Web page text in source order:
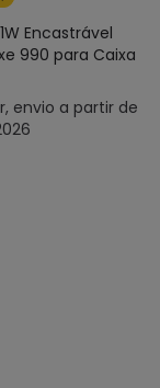
Encastrável
990 para Caixa
envio a partir de